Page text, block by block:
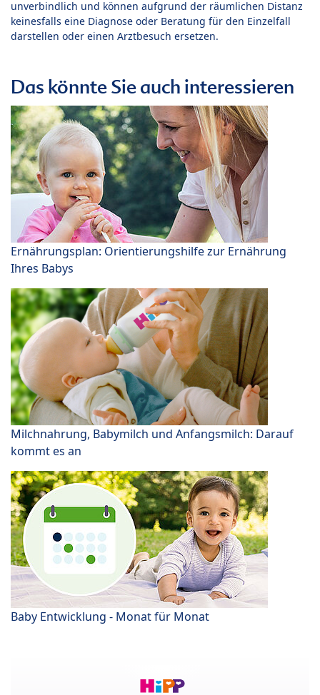
unverbindlich und können aufgrund der räumlichen Distanz
keinesfalls eine Diagnose oder Beratung für den Einzelfall
darstellen oder einen Arztbesuch ersetzen.
Das könnte Sie auch interessieren
Ernährungsplan: Orientierungshilfe zur Ernährung
Ihres Babys
Milchnahrung, Babymilch und Anfangsmilch: Darauf
kommt es an
Baby Entwicklung - Monat für Monat